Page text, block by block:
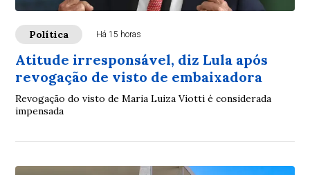
Política Há 15 horas
Atitude irresponsável, diz Lula após
revogação de visto de embaixadora
Revogação do visto de Maria Luiza Viotti é considerada
impensada